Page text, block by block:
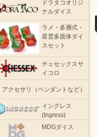
ドラタコオリジ
ナルダイス
ラメ・多層式・
星雲多面体ダイ
スセット
チェセックスサ
イコロ
アクセサリ（ペンダントなど）
イングレス
(Ingress)
MDGダイス